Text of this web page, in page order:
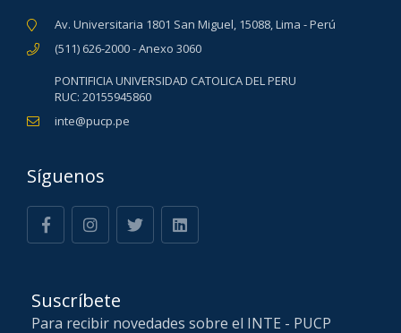
Av. Universitaria 1801 San Miguel, 15088, Lima - Perú
(511) 626-2000 - Anexo 3060
PONTIFICIA UNIVERSIDAD CATOLICA DEL PERU
RUC: 20155945860
inte@pucp.pe
Síguenos
Suscríbete
Para recibir novedades sobre el INTE - PUCP